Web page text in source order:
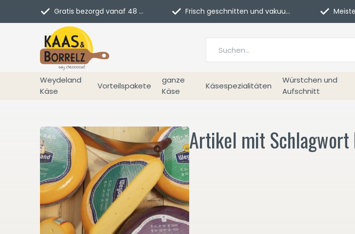
Weydeland
Käse
Vorteilspakete
ganze
Käse
Käsespezialitäten
Würstchen und
Aufschnitt
Gratis bezorgd vanaf 48 euro in NL Frisch geschnitten und vakuumverpackt.
Artikel mit Schlagwort